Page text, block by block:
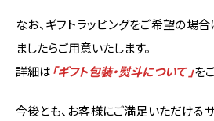
なお、ギフトラッピングをご希望の場
ましたらご用意いたします。
詳細は「ギフト包装・熨斗について 」を
今後とも、お客様にご満足いただける